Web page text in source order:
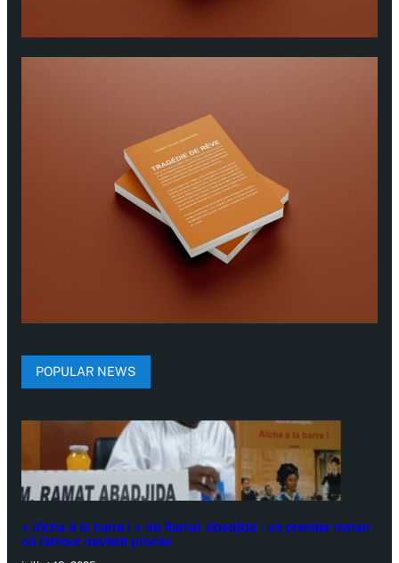
POPULAR NEWS
« Aïcha à la barre ! » de Ramat Abadjida : un premier roman
où l’amour devient procès